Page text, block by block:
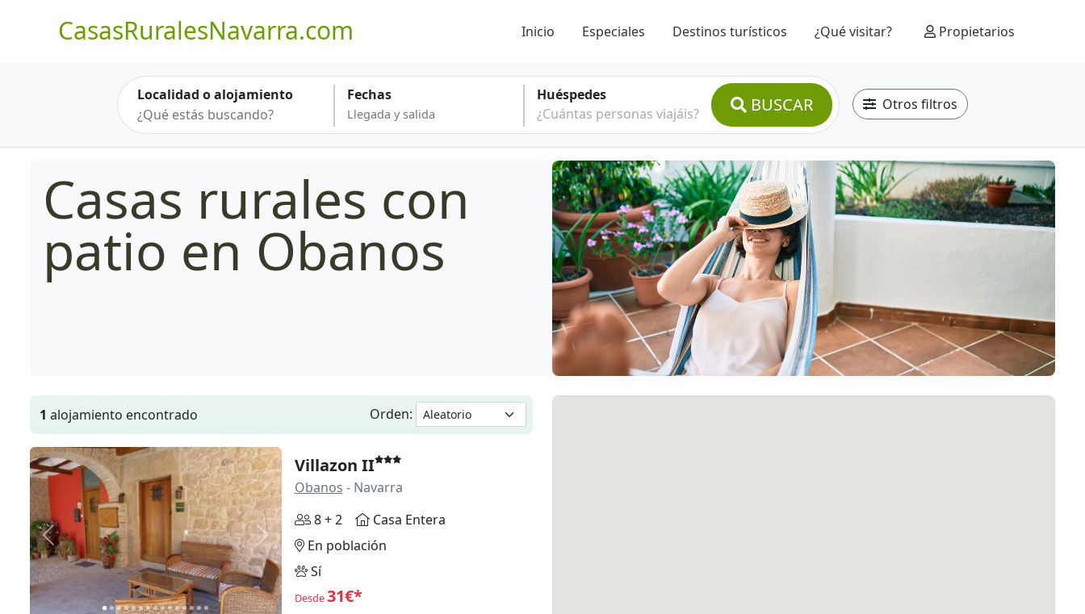
CasasRuralesNavarra.com Inicio Especiales Destinos turísticos ¿Qué visitar? Propietarios
Localidad o alojamiento Fechas
Huéspedes
¿Cuántas personas viajáis?
BUSCAR Otros filtros
Casas rurales con
patio en Obanos
1 alojamiento encontrado Orden:
Anterior Siguiente
Villazon II
Obanos - Navarra
8 + 2
Casa Entera
En población
Sí
Desde31€*